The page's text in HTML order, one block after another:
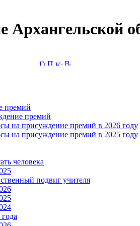
Архангельской
премий
премий
на присуждение премий в 2026 году
на присуждение премий в 2025 году
человека
подвиг учителя